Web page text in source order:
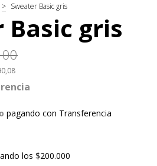
> Sweater Basic gris
Basic gris
pagando con Transferencia
los$200.000